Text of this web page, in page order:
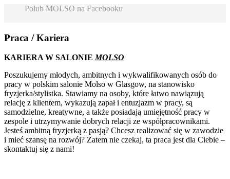
Polub MOLSO na Facebooku
Praca / Kariera
KARIERA W SALONIEMOLSO
Poszukujemy młodych, ambitnych i wykwalifikowanych osób do
pracy w polskim salonie Molso w Glasgow, na stanowisko
fryzjerka/stylistka. Stawiamy na osoby, które łatwo nawiązują
relację z klientem, wykazują zapał i entuzjazm w pracy, są
samodzielne, kreatywne, a także posiadają umiejętność pracy w
zespole i utrzymywanie dobrych relacji ze współpracownikami.
Jesteś ambitną fryzjerką z pasją? Chcesz realizować się w zawodzie
i mieć szansę na rozwój? Zatem nie czekaj, ta praca jest dla Ciebie –
skontaktuj się z nami!